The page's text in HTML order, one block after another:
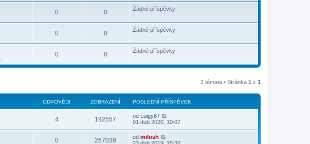
0 0 Žádné příspěvky
0 0 Žádné příspěvky
0 0 Žádné příspěvky
2 témata • Stránka 1 z 1
ODPOVĚDI ZOBRAZENÍ POSLEDNÍ PŘÍSPĚVEK
4 192557 od Luigy87
01 dub 2020, 10:07
0 267038 od milosh
23 dub 2019, 15:32